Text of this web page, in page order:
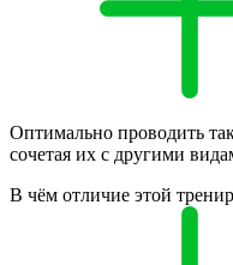
Оптимально проводить
сочетая их с другими
В чём отличие этой